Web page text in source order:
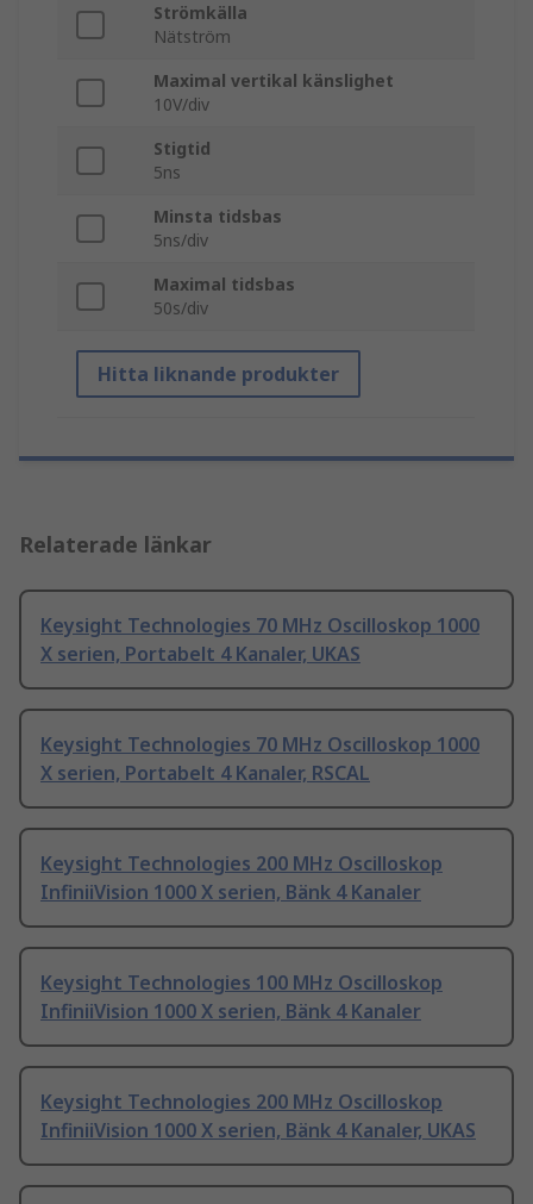
Strömkälla
Nätström
Maximal vertikal känslighet
10V/div
Stigtid
5ns
Minsta tidsbas
5ns/div
Maximal tidsbas
50s/div
Hitta liknande produkter
Relaterade länkar
Keysight Technologies 70 MHz Oscilloskop 1000
X serien, Portabelt 4 Kanaler, UKAS
Keysight Technologies 70 MHz Oscilloskop 1000
X serien, Portabelt 4 Kanaler, RSCAL
Keysight Technologies 200 MHz Oscilloskop
InfiniiVision 1000 X serien, Bänk 4 Kanaler
Keysight Technologies 100 MHz Oscilloskop
InfiniiVision 1000 X serien, Bänk 4 Kanaler
Keysight Technologies 200 MHz Oscilloskop
InfiniiVision 1000 X serien, Bänk 4 Kanaler, UKAS